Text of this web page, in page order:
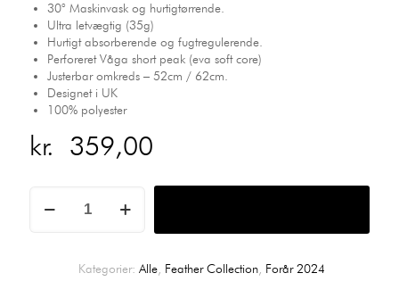
30° Maskinvask og hurtigtørrende.
Ultra letvægtig (35g)
Hurtigt absorberende og fugtregulerende.
Perforeret Våga short peak (eva soft core)
Justerbar omkreds – 52cm / 62cm.
Designet i UK
100% polyester
kr. 359,00
Black
Kategorier: Alle Feather Collection Forår 2024